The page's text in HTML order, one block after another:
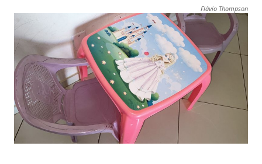
Flávio Thompson